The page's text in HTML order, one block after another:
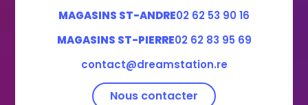
MAGASINS ST-ANDRE02 62 53 90 16
MAGASINS ST-PIERRE02 62 83 95 69
contact@dreamstation.re
Nous contacter